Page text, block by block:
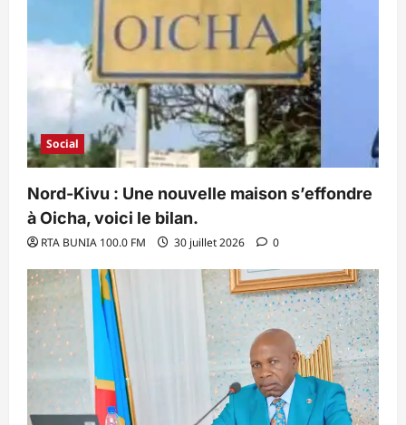
Social
Nord-Kivu : Une nouvelle maison s’effondre
à Oicha, voici le bilan.
RTA BUNIA 100.0 FM 30 juillet 2026 0